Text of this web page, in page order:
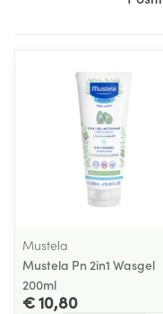
Mustela
Mustela Pn 2in1 Wasgel
200ml
€ 10,80